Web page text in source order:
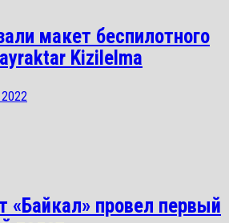
макет беспилотного
Kizilelma
«Байкал» провел первый